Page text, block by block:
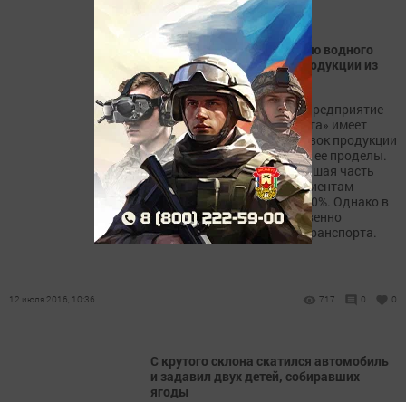
KASTAMONU увеличит долю водного
транспорта в отгрузках продукции из
Татарстана
Деревообрабатывающее предприятие
KASTAMONU в ОЭЗ «Алабуга» имеет
разветвленную сеть поставок продукции
как внутри России, так и за ее проделы.
На сегодняшний день большая часть
продукции отгружается клиентам
автотранспортом - более 80%. Однако в
планах компании - существенно
нарастить долю водного транспорта.
12 июля 2016, 10:36 717 0 0
С крутого склона скатился автомобиль
и задавил двух детей, собиравших
ягоды